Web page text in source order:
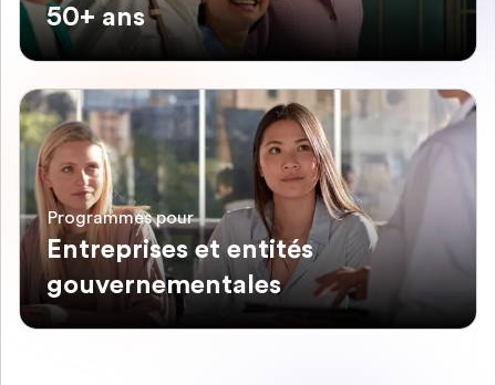
50+ ans
Programmes pour
Entreprises et entités
gouvernementales